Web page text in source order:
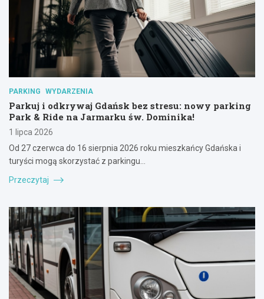
PARKING WYDARZENIA
Parkuj i odkrywaj Gdańsk bez stresu: nowy parking
Park & Ride na Jarmarku św. Dominika!
1 lipca 2026
Od 27 czerwca do 16 sierpnia 2026 roku mieszkańcy Gdańska i
turyści mogą skorzystać z parkingu…
Przeczytaj